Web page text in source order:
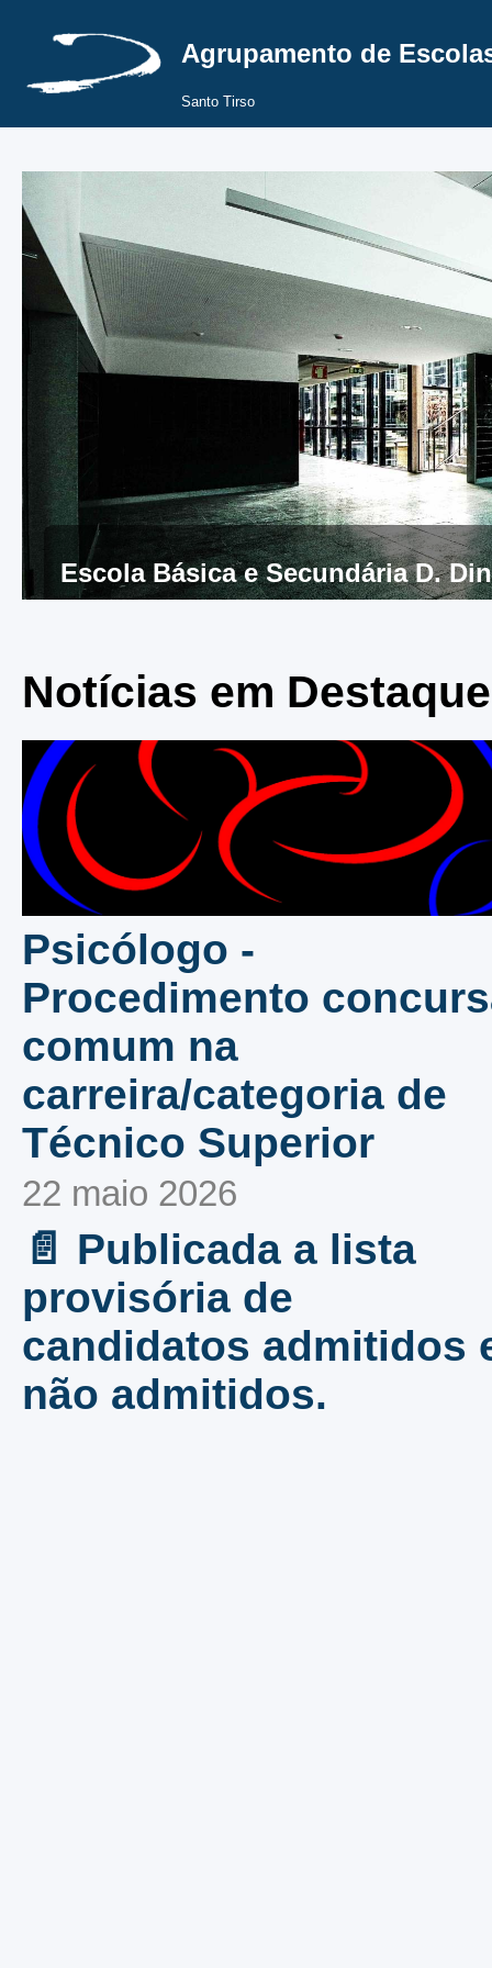
Agrupamento de
Santo Tirso
Início do Ano Letivo
Escola Básica e Secundária D.
Notícias em Destaque
Psicólogo -
Procedimento
comum na
carreira/categoria de
Técnico Superior
22 maio 2026
📄 Publicada a lista
provisória de
candidatos admitidos
não admitidos.